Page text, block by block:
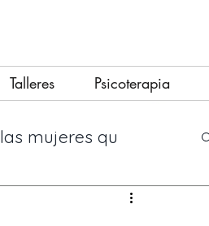
Talleres Psicoterapia
mujeres qu